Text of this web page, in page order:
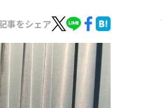
事をシェア